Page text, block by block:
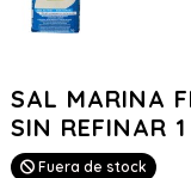
SAL MARINA
SIN REFINAR
Fuera de stock